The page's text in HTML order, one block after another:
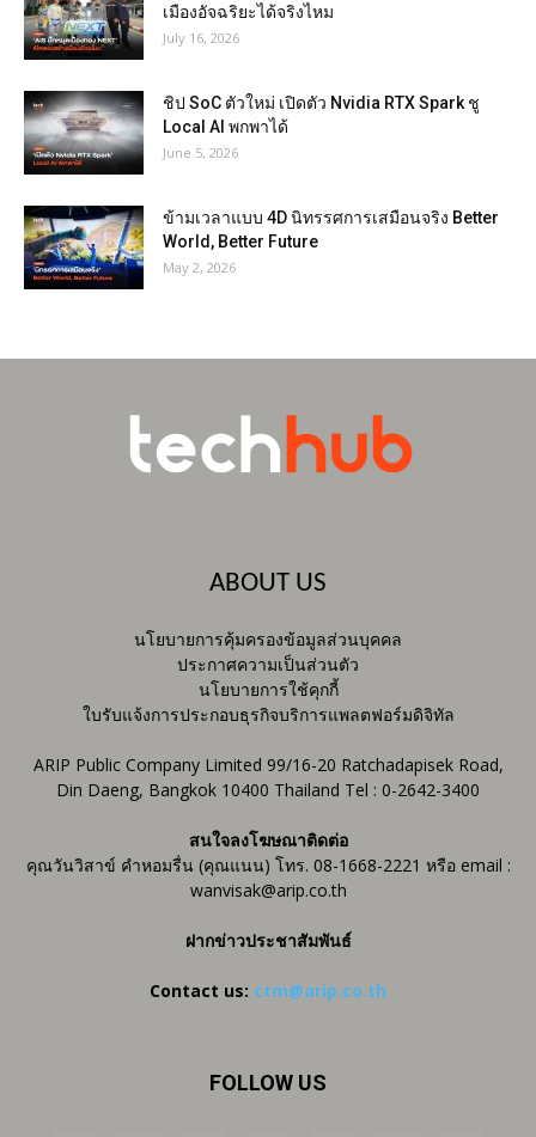
เมืองอัจฉริยะได้จริงไหม
July 16, 2026
ชิป SoC ตัวใหม่ เปิดตัว Nvidia RTX Spark ชู
Local AI พกพาได้
June 5, 2026
ข้ามเวลาแบบ 4D นิทรรศการเสมือนจริง Better
World, Better Future
May 2, 2026
ABOUT US
นโยบายการคุ้มครองข้อมูลส่วนบุคคล
ประกาศความเป็นส่วนตัว
นโยบายการใช้คุกกี้
ใบรับแจ้งการประกอบธุรกิจบริการแพลตฟอร์มดิจิทัล
ARIP Public Company Limited 99/16-20 Ratchadapisek Road,
Din Daeng, Bangkok 10400 Thailand Tel : 0-2642-3400
สนใจลงโฆษณาติดต่อ
คุณวันวิสาข์ คำหอมรื่น (คุณแนน) โทร. 08-1668-2221 หรือ email :
wanvisak@arip.co.th
ฝากข่าวประชาสัมพันธ์
Contact us: ctm@arip.co.th
FOLLOW US